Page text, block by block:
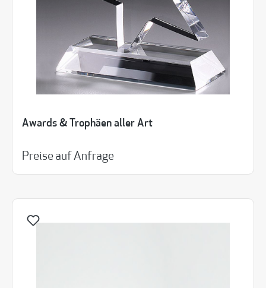
Awards & Trophäen aller Art
Preise auf Anfrage